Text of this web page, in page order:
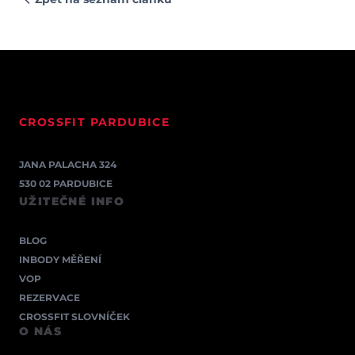
CROSSFIT PARDUBICE
JANA PALACHA 324
530 02 PARDUBICE
UŽITEČNÉ INFO
BLOG
INBODY MĚŘENÍ
VOP
REZERVACE
CROSSFIT SLOVNÍČEK
O NÁS